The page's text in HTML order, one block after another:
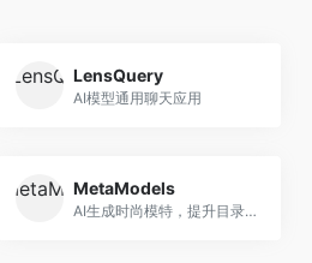
LensQuery
AI模型通用聊天应用
MetaModels
AI生成时尚模特，提升目录图像